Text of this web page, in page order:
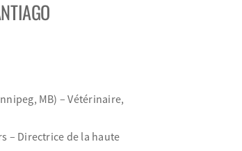
MB) – Vétérinaire,
– Directrice de la haute